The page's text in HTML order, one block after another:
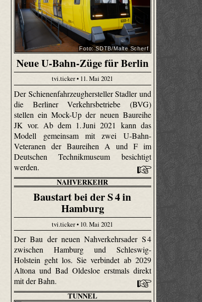
Foto: SDTB/Malte Scherf
Neue U-Bahn-Züge für Berlin
tvi.ticker • 11. Mai 2021
Der Schienenfahrzeughersteller Stadler und
die Berliner Verkehrsbetriebe (BVG)
stellen ein Mock-Up der neuen Baureihe
JK vor. Ab dem 1. Juni 2021 kann das
Modell gemeinsam mit zwei U-Bahn-
Veteranen der Baureihen A und F im
Deutschen Technikmuseum besichtigt
werden.
NAHVERKEHR
Baustart bei der S 4 in
Hamburg
tvi.ticker • 10. Mai 2021
Der Bau der neuen Nahverkehrsader S 4
zwischen Hamburg und Schleswig-
Holstein geht los. Sie verbindet ab 2029
Altona und Bad Oldesloe erstmals direkt
mit der Bahn.
TUNNEL